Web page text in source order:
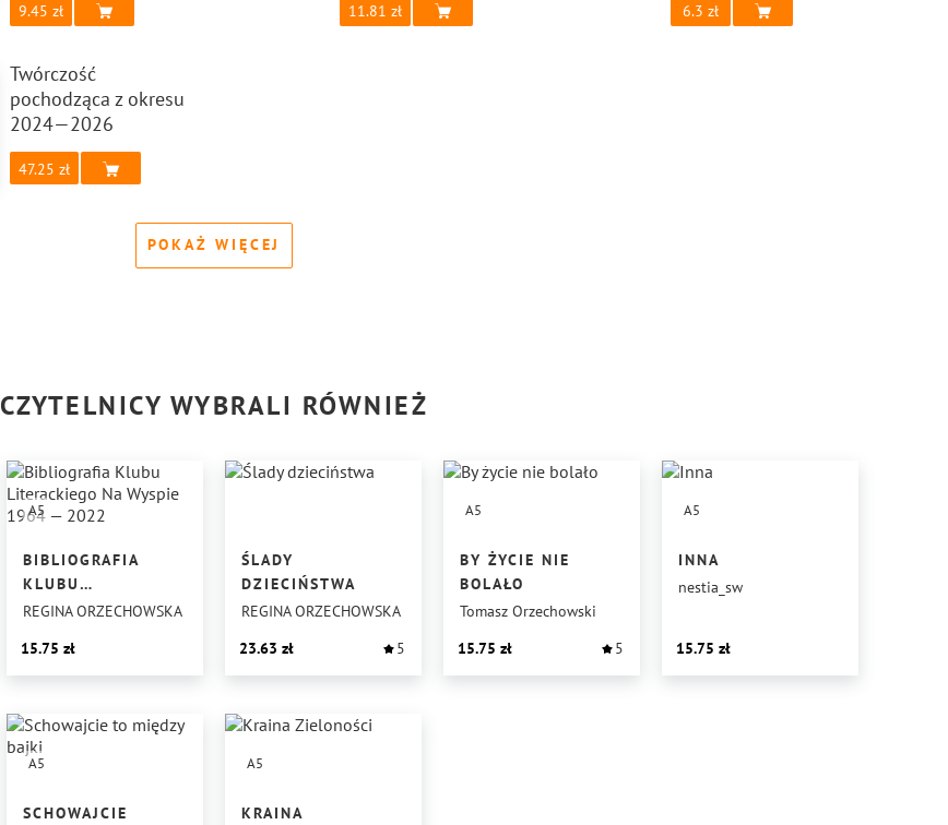
9.45 11.81 6.3
Twórczość
pochodząca z okresu
2024—2026
47.25
POKAŻ WIĘCEJ
CZYTELNICY WYBRALI RÓWNIEŻ
A5
BIBLIOGRAFIA
KLUBU
LITERACKIEGO
1964 — 2022
REGINA ORZECHOWSKA
15.75
ŚLADY
DZIECIŃSTWA
REGINA ORZECHOWSKA
23.63
5
A5
BY ŻYCIE NIE
BOLAŁO
Tomasz Orzechowski
15.75
5
A5
INNA
nestia_sw
15.75
A5
SCHOWAJCIE
A5
KRAINA